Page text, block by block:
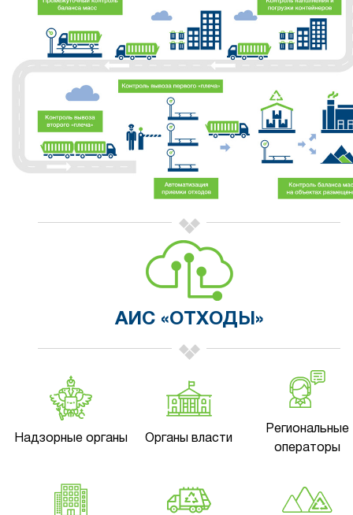
АИС «ОТХОДЫ»
Надзорные органы Органы власти
Региональные
операторы